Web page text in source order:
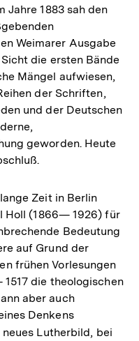
Jahre 1883 sah den
Weimarer Ausgabe
die ersten Bände
Mängel aufwiesen,
der Schriften,
und der Deutschen
geworden. Heute
Zeit in Berlin
Holl (1866— 1926) für
Bedeutung
auf Grund der
frühen Vorlesungen
die theologischen
aber auch
Denkens
Lutherbild, bei